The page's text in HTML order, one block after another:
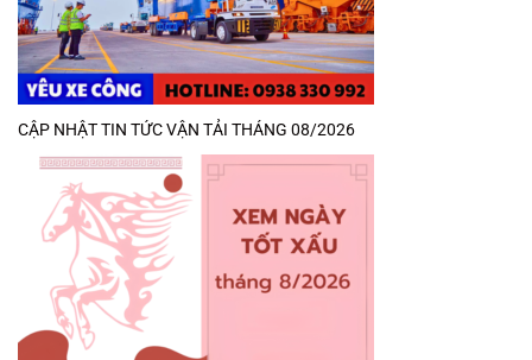
CẬP NHẬT TIN TỨC VẬN TẢI THÁNG 08/2026